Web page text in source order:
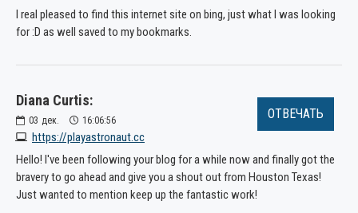
I real pleased to find this internet site on bing, just what I was looking
for :D as well saved to my bookmarks.
Diana Curtis:
03 дек. 16:06:56
https://playastronaut.cc
ОТВЕЧАТЬ
Hello! I've been following your blog for a while now and finally got the
bravery to go ahead and give you a shout out from Houston Texas!
Just wanted to mention keep up the fantastic work!